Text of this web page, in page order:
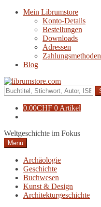
Navigation
Zum
Mein Librumstore
Konto-Details
Bestellungen
Downloads
Adressen
Zahlungsmethoden
Blog
Suche
nach:
0.00CHF 0 Artikel
Weltgeschichte im Fokus
Menü
Archäologie
Geschichte
Buchwesen
Kunst & Design
Architekturgeschichte